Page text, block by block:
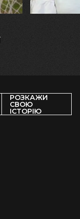
чоловіка
РОЗКАЖИ
СВОЮ
ІСТОРІЮ